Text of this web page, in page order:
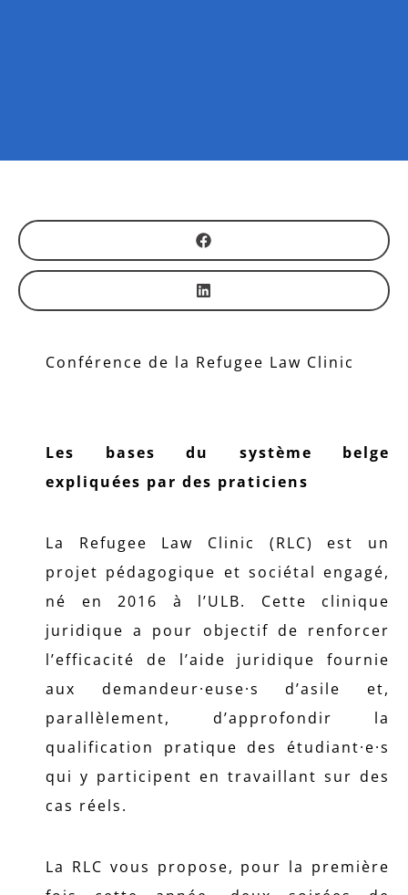
Conférence de la Refugee Law Clinic
Les bases du système belge
expliquées par des praticiens
La Refugee Law Clinic (RLC) est un
projet pédagogique et sociétal engagé,
né en 2016 à l’ULB. Cette clinique
juridique a pour objectif de renforcer
l’efficacité de l’aide juridique fournie
aux demandeur·euse·s d’asile et,
parallèlement, d’approfondir la
qualification pratique des étudiant·e·s
qui y participent en travaillant sur des
cas réels.
La RLC vous propose, pour la première